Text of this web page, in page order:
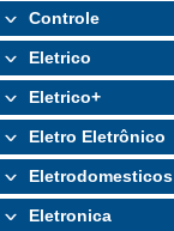
Controle
Eletrico
Eletrico+
Eletro Eletrônico
Eletrodomesticos
Eletronica